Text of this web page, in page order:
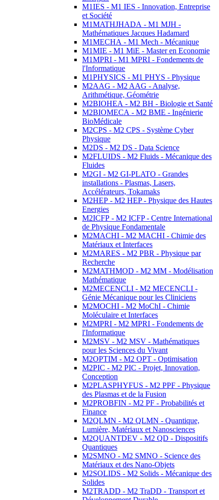
M1IES - M1 IES - Innovation, Entreprise
et Société
M1MATHJHADA - M1 MJH -
Mathématiques Jacques Hadamard
M1MECHA - M1 Mech - Mécanique
M1MIE - M1 MiE - Master en Economie
M1MPRI - M1 MPRI - Fondements de
l'Informatique
M1PHYSICS - M1 PHYS - Physique
M2AAG - M2 AAG - Analyse,
Arithmétique, Géométrie
M2BIOHEA - M2 BH - Biologie et Santé
M2BIOMECA - M2 BME - Ingénierie
BioMédicale
M2CPS - M2 CPS - Système Cyber
Physique
M2DS - M2 DS - Data Science
M2FLUIDS - M2 Fluids - Mécanique des
Fluides
M2GI - M2 GI-PLATO - Grandes
installations - Plasmas, Lasers,
Accélérateurs, Tokamaks
M2HEP - M2 HEP - Physique des Hautes
Energies
M2ICFP - M2 ICFP - Centre International
de Physique Fondamentale
M2MACHI - M2 MACHI - Chimie des
Matériaux et Interfaces
M2MARES - M2 PBR - Physique par
Recherche
M2MATHMOD - M2 MM - Modélisation
Mathématique
M2MECENCLI - M2 MECENCLI -
Génie Mécanique pour les Cliniciens
M2MOCHI - M2 MoChI - Chimie
Moléculaire et Interfaces
M2MPRI - M2 MPRI - Fondements de
l'Informatique
M2MSV - M2 MSV - Mathématiques
pour les Sciences du Vivant
M2OPTIM - M2 OPT - Optimisation
M2PIC - M2 PIC - Projet, Innovation,
Conception
M2PLASPHYFUS - M2 PPF - Physique
des Plasmas et de la Fusion
M2PROBFIN - M2 PF - Probabilités et
Finance
M2QLMN - M2 QLMN - Quantique,
Lumière, Matériaux et Nanosciences
M2QUANTDEV - M2 QD - Dispositifs
Quantiques
M2SMNO - M2 SMNO - Science des
Matériaux et des Nano-Objets
M2SOLIDS - M2 Solids - Mécanique des
Solides
M2TRADD - M2 TraDD - Transport et